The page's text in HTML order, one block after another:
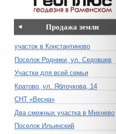
Продажа земли
участок в Константиново
Поселок Родники, ул. Седовцев
Участки для всей семьи
Кратово, ул. Яблочкова, 14
СНТ «Весна»
Два смежных участка в Михнево
Поселок Ильинский